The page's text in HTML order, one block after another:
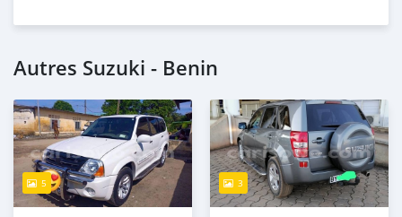
Autres Suzuki - Benin
5 3